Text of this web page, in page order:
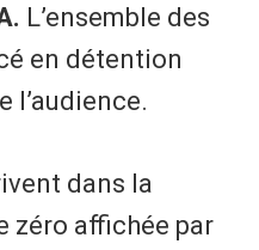
L’ensemble des
en détention
l’audience.
dans la
zéro affichée par